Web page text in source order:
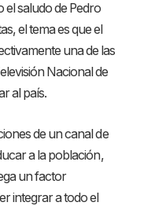
el saludo de Pedro
el tema es que el
una de las
Nacional de
al país.
de un canal de
a la población,
un factor
integrar a todo el